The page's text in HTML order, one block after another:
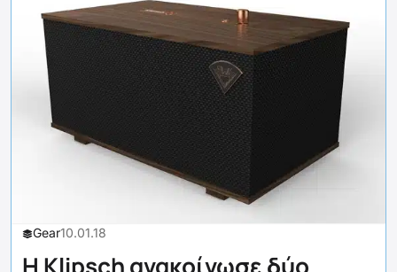
Gear10.01.18
Η Klipsch ανακοίνωσε δύο